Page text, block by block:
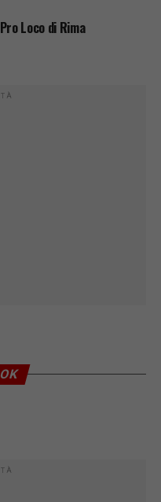
Loco di Rima